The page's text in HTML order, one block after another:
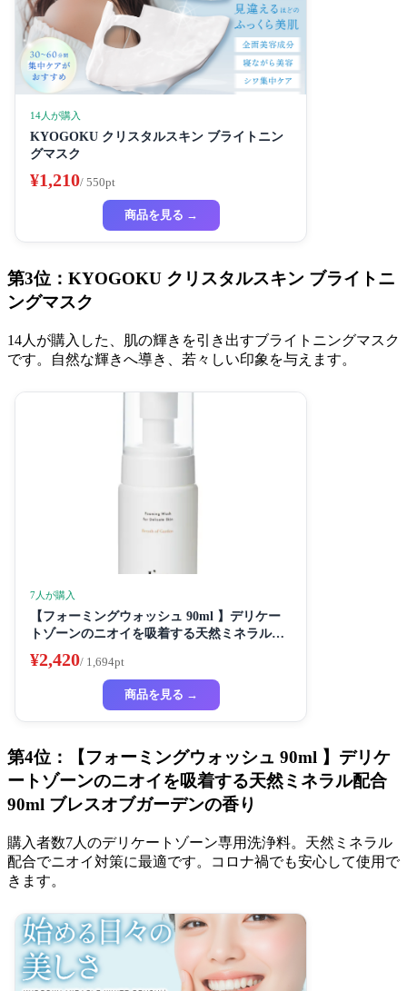
14人が購入
KYOGOKU クリスタルスキン ブライトニン
グマスク
¥1,210/ 550pt
商品を見る →
第3位：KYOGOKU クリスタルスキン ブライトニ
ングマスク
14人が購入した、肌の輝きを引き出すブライトニングマスク
です。自然な輝きへ導き、若々しい印象を与えます。
7人が購入
【フォーミングウォッシュ 90ml 】デリケー
トゾーンのニオイを吸着する天然ミネラル配
¥2,420/ 1,694pt
商品を見る →
第4位：【フォーミングウォッシュ 90ml 】デリケ
ートゾーンのニオイを吸着する天然ミネラル配合
90ml ブレスオブガーデンの香り
購入者数7人のデリケートゾーン専用洗浄料。天然ミネラル
配合でニオイ対策に最適です。コロナ禍でも安心して使用で
きます。